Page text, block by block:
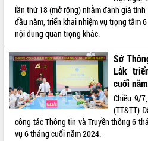
UBND CÁC XÃ, PHƯỜNG
THÔNG TIN CHỈ ĐẠO ĐIỀU HÀNH
HỆ THỐNG VĂN BẢN
VĂN BẢN HĐND TỈNH
ĐIỂM TIN VĂN BẢN
QUY HOẠCH - KẾ HOẠCH
lần thứ 18 (mở rộng) nhằm đánh giá
đầu năm, triển khai nhiệm vụ trọng tâm
nội dung quan trọng khác.
Sở
Lắk
cuối
Chiều 9/
(TT&TT)
công tác Thông tin và Truyền thông 6
vụ 6 tháng cuối năm 2024.